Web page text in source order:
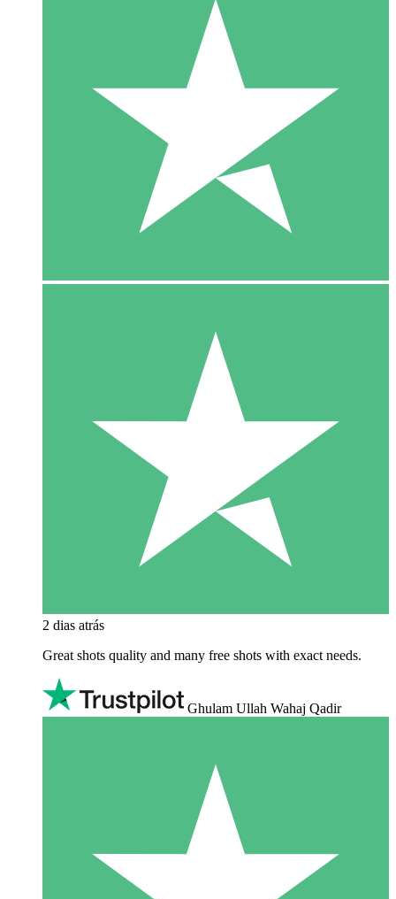
2 dias atrás
Great shots quality and many free shots with exact needs.
Ghulam Ullah Wahaj Qadir